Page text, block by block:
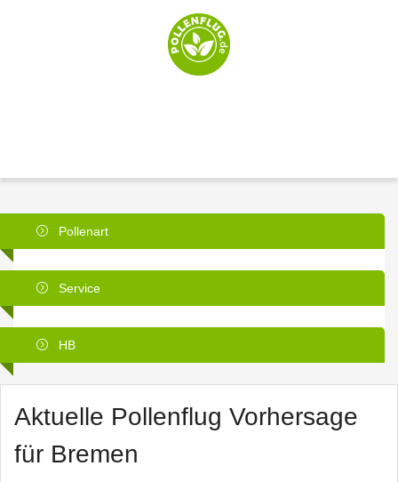
Pollenart
Service
HB
Aktuelle Pollenflug Vorhersage
für Bremen